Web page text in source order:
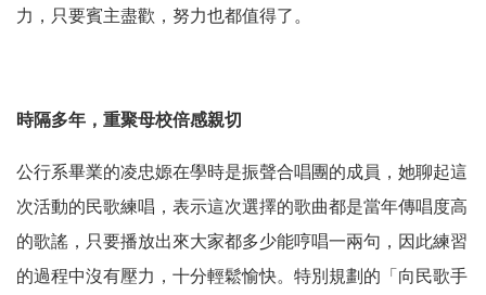
力，只要賓主盡歡，努力也都值得了。
時隔多年，重聚母校倍感親切
公行系畢業的凌忠嫄在學時是振聲合唱團的成員，她聊起這
次活動的民歌練唱，表示這次選擇的歌曲都是當年傳唱度高
的歌謠，只要播放出來大家都多少能哼唱一兩句，因此練習
的過程中沒有壓力，十分輕鬆愉快。特別規劃的「向民歌手